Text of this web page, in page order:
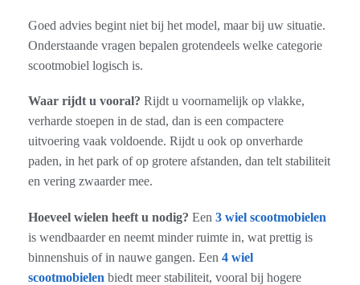
Goed advies begint niet bij het model, maar bij uw situatie.
Onderstaande vragen bepalen grotendeels welke categorie
scootmobiel logisch is.
Waar rijdt u vooral? Rijdt u voornamelijk op vlakke,
verharde stoepen in de stad, dan is een compactere
uitvoering vaak voldoende. Rijdt u ook op onverharde
paden, in het park of op grotere afstanden, dan telt stabiliteit
en vering zwaarder mee.
Hoeveel wielen heeft u nodig? Een 3 wiel scootmobielen
is wendbaarder en neemt minder ruimte in, wat prettig is
binnenshuis of in nauwe gangen. Een 4 wiel
scootmobielen biedt meer stabiliteit, vooral bij hogere